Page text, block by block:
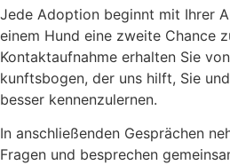
Jede Adop­ti­on beginnt mit Ihrer
einem Hund eine zwei­te Chan­ce
Kon­takt­auf­nah­me erhal­ten Sie
kunfts­bo­gen, der uns hilft, Sie
bes­ser ken­nen­zu­ler­nen.
In anschlie­ßen­den Gesprä­chen
Fra­gen und bespre­chen